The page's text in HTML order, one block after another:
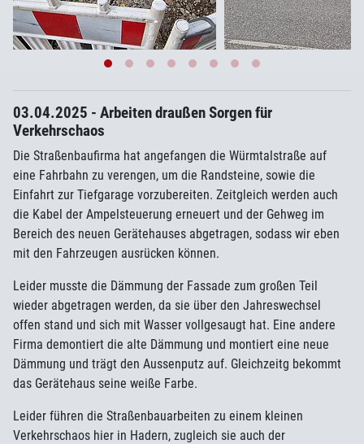
03.04.2025 - Arbeiten draußen Sorgen für
Verkehrschaos
Die Straßenbaufirma hat angefangen die Würmtalstraße auf
eine Fahrbahn zu verengen, um die Randsteine, sowie die
Einfahrt zur Tiefgarage vorzubereiten. Zeitgleich werden auch
die Kabel der Ampelsteuerung erneuert und der Gehweg im
Bereich des neuen Gerätehauses abgetragen, sodass wir eben
mit den Fahrzeugen ausrücken können.
Leider musste die Dämmung der Fassade zum großen Teil
wieder abgetragen werden, da sie über den Jahreswechsel
offen stand und sich mit Wasser vollgesaugt hat. Eine andere
Firma demontiert die alte Dämmung und montiert eine neue
Dämmung und trägt den Aussenputz auf. Gleichzeitg bekommt
das Gerätehaus seine weiße Farbe.
Leider führen die Straßenbauarbeiten zu einem kleinen
Verkehrschaos hier in Hadern, zugleich sie auch der